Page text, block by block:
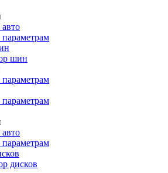
шин
дисков